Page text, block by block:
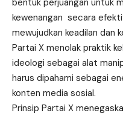
kewenangan secara
mewujudkan keadilan dan
Partai X menolak praktik
ideologi sebagai alat
harus dipahami sebagai
konten media sosial.
Prinsip Partai X